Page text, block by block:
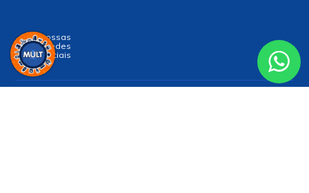
Siga nossas
Redes
Sociais